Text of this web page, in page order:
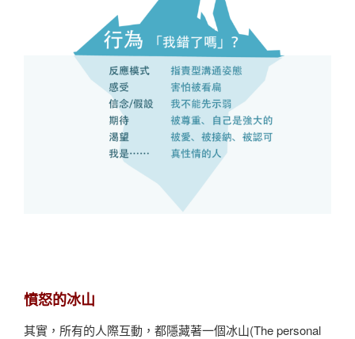
憤怒的冰山
其實，所有的人際互動，都隱藏著一個冰山(The personal